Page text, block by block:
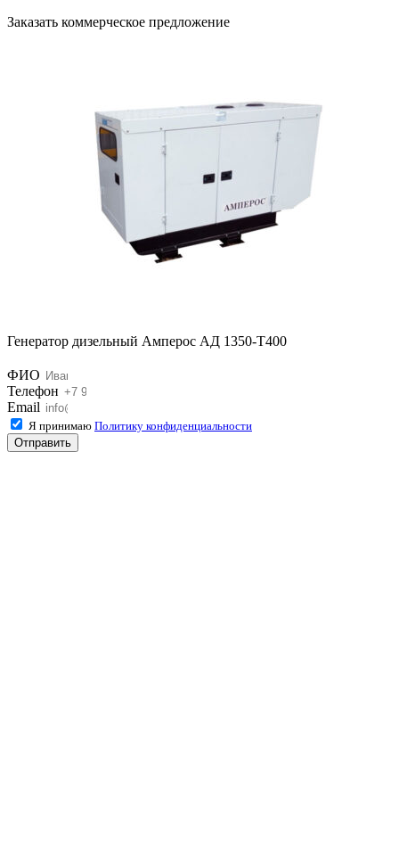
Заказать коммерческое предложение
Генератор дизельный Амперос АД 1350-Т400
ФИО
Телефон
Email
Я принимаю Политику конфиденциальности
Отправить